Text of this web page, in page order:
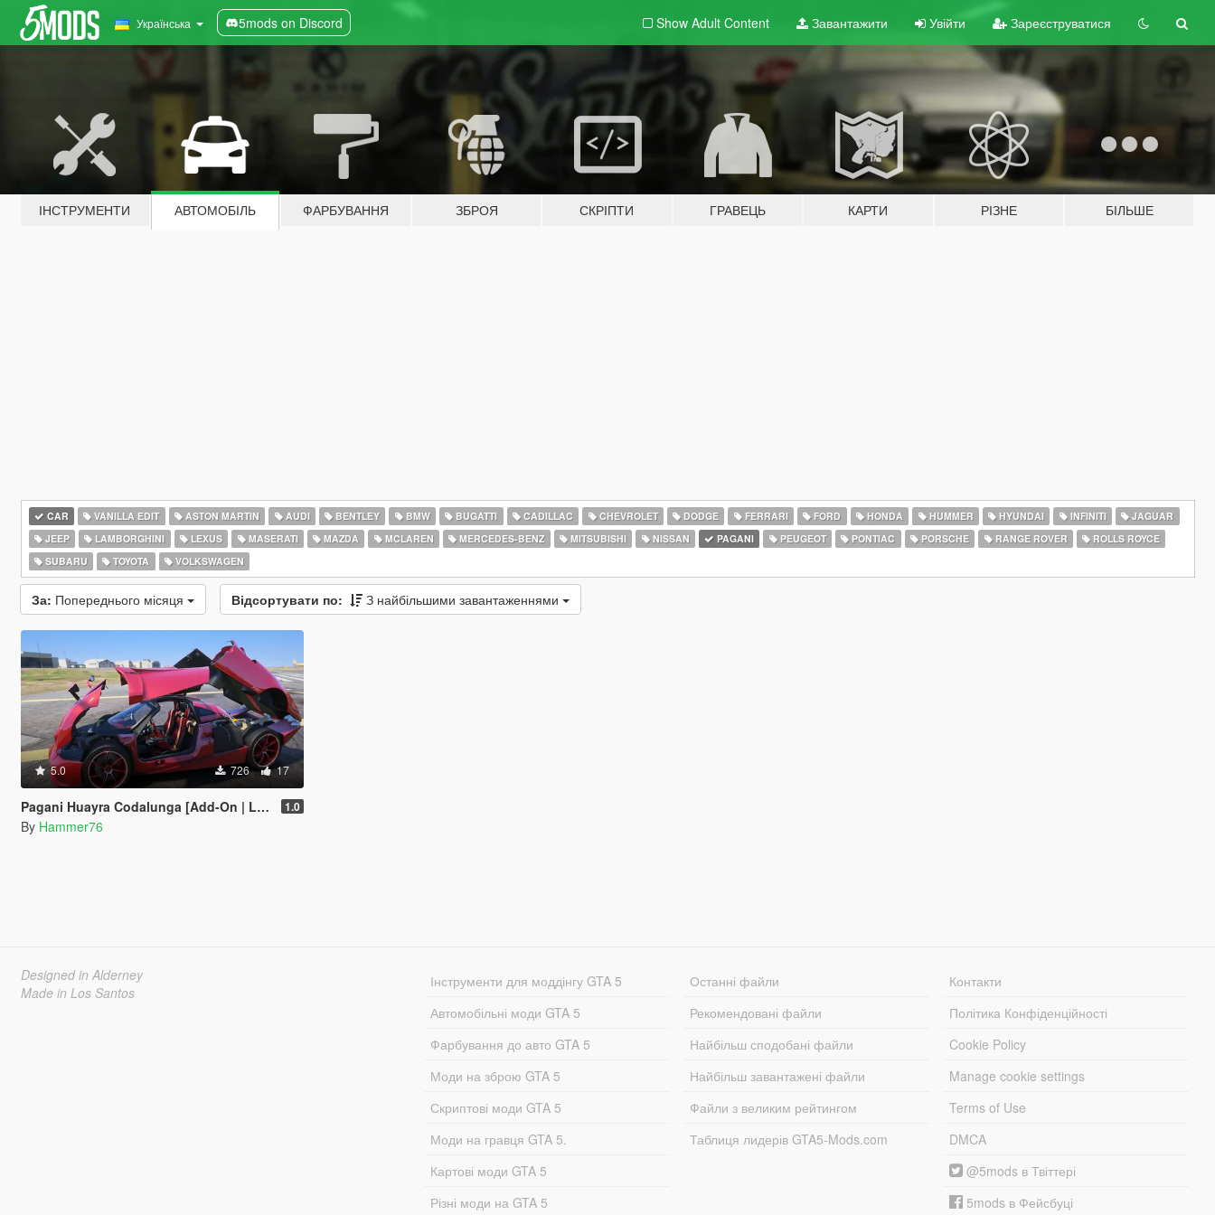
Українська 5mods on Discord Show Adult Content Завантажити Увійти Зареєструватися
ІНСТРУМЕНТИ АВТОМОБІЛЬ ФАРБУВАННЯ ЗБРОЯ СКРІПТИ ГРАВЕЦЬ КАРТИ РІЗНЕ БІЛЬШЕ
CAR VANILLA EDIT ASTON MARTIN AUDI BENTLEY BMW BUGATTI CADILLAC CHEVROLET DODGE FERRARI FORD HONDA HUMMER HYUNDAI INFINITI
JAGUAR
JEEP
LAMBORGHINI LEXUS MASERATI MAZDA MCLAREN MERCEDES-BENZ MITSUBISHI NISSAN PAGANI PEUGEOT PONTIAC PORSCHE RANGE ROVER
ROLLS ROYCE
SUBARU
TOYOTA VOLKSWAGEN
За: Попереднього місяця Відсортувати по: З найбільшими завантаженнями
5.0 726 17
Pagani Huayra Codalunga [Add-On | Legacy | Enhanced] 1.0
By Hammer76
Designed in Alderney
Made in Los Santos
Інструменти для моддінгу GTA 5
Автомобільні моди GTA 5
Фарбування до авто GTA 5
Моди на зброю GTA 5
Скриптові моди GTA 5
Моди на гравця GTA 5.
Картові моди GTA 5
Різні моди на GTA 5
Останні файли
Рекомендовані файли
Найбільш сподобані файли
Найбільш завантажені файли
Файли з великим рейтингом
Таблиця лидерів GTA5-Mods.com
Контакти
Політика Конфіденційності
Cookie Policy
Manage cookie settings
Terms of Use
DMCA
@5mods в Твіттері
5mods в Фейсбуці